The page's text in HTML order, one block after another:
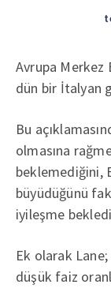
Avrupa Merkez
dün bir İtalyan
Bu
olmasına
beklemediğini,
büyüdüğünü
iyileşme
Ek olarak
düşük faiz